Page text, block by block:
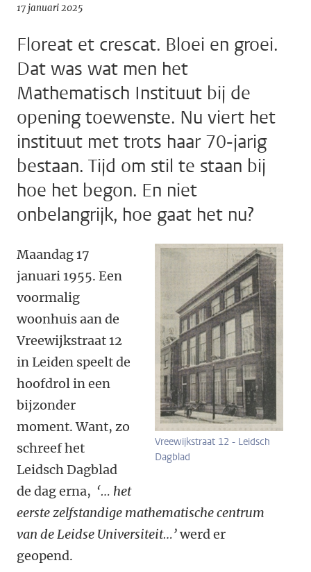
17 januari 2025
Floreat et crescat. Bloei en groei.
Dat was wat men het
Mathematisch Instituut bij de
opening toewenste. Nu viert het
instituut met trots haar 70-jarig
bestaan. Tijd om stil te staan bij
hoe het begon. En niet
onbelangrijk, hoe gaat het nu?
Vreewijkstraat 12 - Leidsch
Dagblad
Maandag 17
januari 1955. Een
voormalig
woonhuis aan de
Vreewijkstraat 12
in Leiden speelt de
hoofdrol in een
bijzonder
moment. Want, zo
schreef het
Leidsch Dagblad
de dag erna, ‘… het
eerste zelfstandige mathematische centrum
van de Leidse Universiteit…’werd er
geopend.